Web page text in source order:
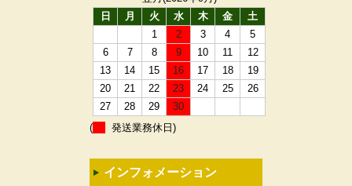
日
月 火 水 木 金
土
1
2 3 4
5
6
7 8 9 10 11
12
13
14 15 16 17 18
19
20
21 22 23 24 25
26
27
28 29
30
(
発送業務休日)
インフォメーション